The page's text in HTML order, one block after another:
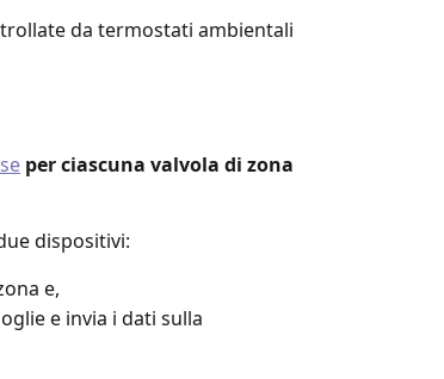
da termostati ambientali
per ciascuna valvola di zona
dispositivi:
e,
e invia i dati sulla